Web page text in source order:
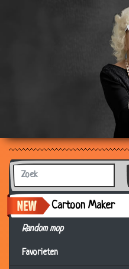
Cartoon Maker
Random mop
Favorieten